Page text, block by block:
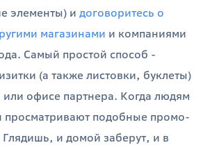
элементы) и договоритесь о
магазинами и компаниями
Самый простой способ -
(а также листовки, буклеты)
офисе партнера. Когда людям
просматривают подобные промо-
и домой заберут, и в